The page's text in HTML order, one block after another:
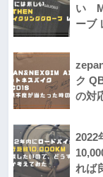
い
ーブ
ク
の対
2022
れば